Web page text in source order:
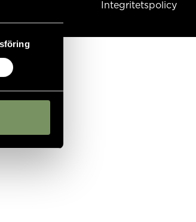
Integritetspolicy